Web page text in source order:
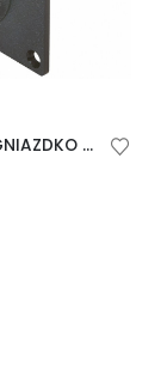
PRO CAR GNIAZDKO POWER USB Z PŁYTĄ MONT.